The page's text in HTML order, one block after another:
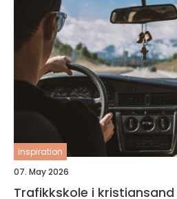
inspiration
07. May 2026
Trafikkskole i kristiansand slik finner du trygg